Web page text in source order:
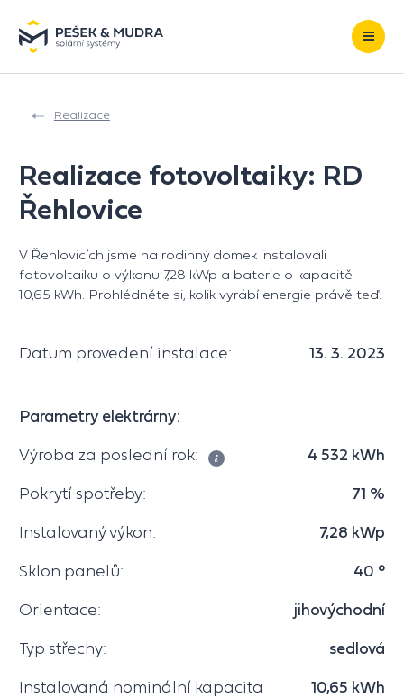
Realizace
Realizace fotovoltaiky: RD
Řehlovice
V Řehlovicích jsme na rodinný domek instalovali
fotovoltaiku o výkonu 7,28 kWp a baterie o kapacitě
10,65 kWh. Prohlédněte si, kolik vyrábí energie právě teď.
Datum provedení instalace: 13. 3. 2023
Parametry elektrárny:
Výroba za poslední rok: 4 532 kWh
Pokrytí spotřeby: 71 %
Instalovaný výkon: 7,28 kWp
Sklon panelů: 40 °
Orientace: jihovýchodní
Typ střechy: sedlová
Instalovaná nominální kapacita
10,65 kWh